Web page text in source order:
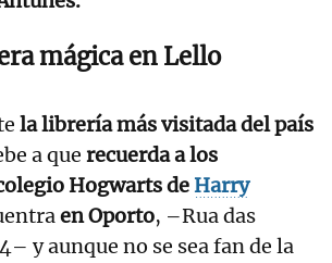
mágica en Lello
la librería más visitada del país
a que recuerda a los
Hogwarts de Harry
en Oporto, –Rua das
y aunque no se sea fan de la